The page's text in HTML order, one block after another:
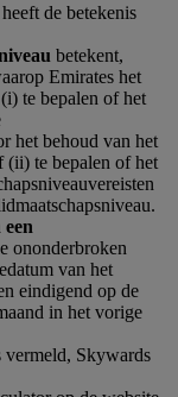
heeft de betekenis
betekent,
Emirates het
te bepalen of het
het behoud van het
(ii) te bepalen of het
ononderbroken
van het
eindigend op de
in het vorige
vermeld, Skywards